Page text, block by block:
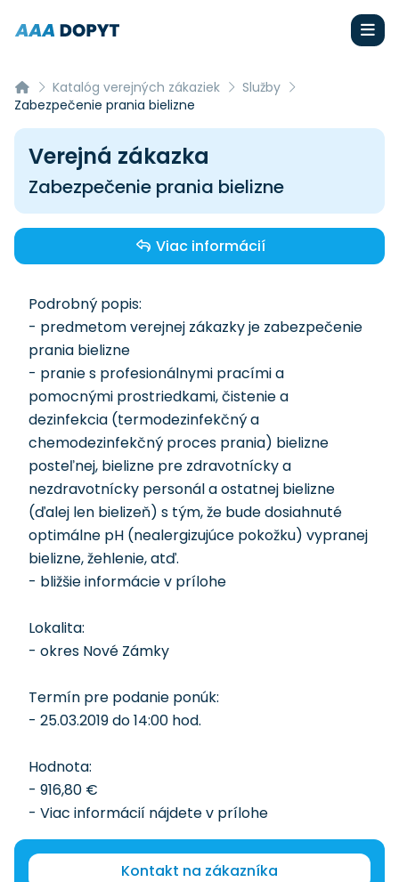
Katalóg verejných zákaziek
Služby
Zabezpečenie prania bielizne
Verejná zákazka
Zabezpečenie prania bielizne
Viac informácií
Podrobný popis:
- predmetom verejnej zákazky je zabezpečenie
prania bielizne
- pranie s profesionálnymi pracími a
pomocnými prostriedkami, čistenie a
dezinfekcia (termodezinfekčný a
chemodezinfekčný proces prania) bielizne
posteľnej, bielizne pre zdravotnícky a
nezdravotnícky personál a ostatnej bielizne
(ďalej len bielizeň) s tým, že bude dosiahnuté
optimálne pH (nealergizujúce pokožku) vypranej
bielizne, žehlenie, atď.
- bližšie informácie v prílohe
Lokalita:
- okres Nové Zámky
Termín pre podanie ponúk:
- 25.03.2019 do 14:00 hod.
Hodnota:
- 916,80 €
- Viac informácií nájdete v prílohe
Kontakt na zákazníka